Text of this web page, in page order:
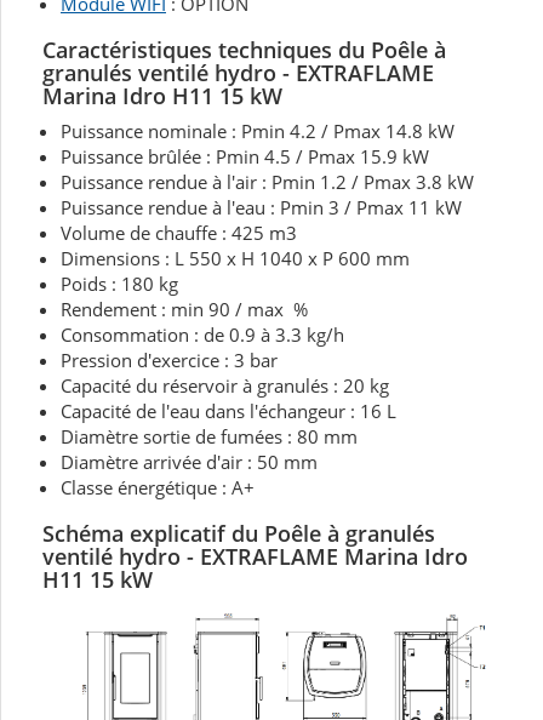
Caractéristiques techniques du Poêle à
granulés ventilé hydro - EXTRAFLAME
Marina Idro H11 15 kW
Puissance nominale : Pmin 4.2 / Pmax 14.8 kW
Puissance brûlée : Pmin 4.5 / Pmax 15.9 kW
Puissance rendue à l'air : Pmin 1.2 / Pmax 3.8 kW
Puissance rendue à l'eau : Pmin 3 / Pmax 11 kW
Volume de chauffe : 425 m3
Dimensions : L 550 x H 1040 x P 600 mm
Poids : 180 kg
Rendement : min 90 / max %
Consommation : de 0.9 à 3.3 kg/h
Pression d'exercice : 3 bar
Capacité du réservoir à granulés : 20 kg
Capacité de l'eau dans l'échangeur : 16 L
Diamètre sortie de fumées : 80 mm
Diamètre arrivée d'air : 50 mm
Classe énergétique : A+
Schéma explicatif du Poêle à granulés
ventilé hydro - EXTRAFLAME Marina Idro
H11 15 kW